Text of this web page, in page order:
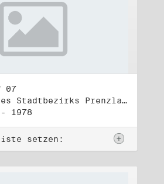
07
Titel: Rat des Stadtbezirks Prenzlauer Berg in Berlin
1978
setzen: